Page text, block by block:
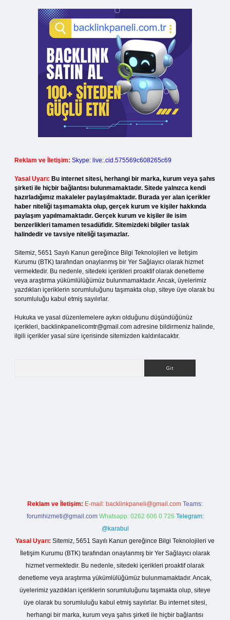
Reklam ve İletişim: Skype: live:.cid.575569c608265c69
Yasal Uyarı: Bu internet sitesi, herhangi bir marka, kurum veya şahıs
şirketi ile hiçbir bağlantısı bulunmamaktadır. Sitede yalnızca kendi
hazırladığımız makaleler paylaşılmaktadır. Burada yer alan içerikler
haber niteliği taşımamakta olup, gerçek kurum ve kişiler hakkında
paylaşım yapılmamaktadır. Gerçek kurum ve kişiler ile isim
benzerlikleri tamamen tesadüfidir. Sitemizdeki bilgiler taslak
halindedir ve tavsiye niteliği taşımazlar.
Sitemiz, 5651 Sayılı Kanun gereğince Bilgi Teknolojileri ve İletişim
Kurumu (BTK) tarafından onaylanmış bir Yer Sağlayıcı olarak hizmet
vermektedir. Bu nedenle, sitedeki içerikleri proaktif olarak denetleme
veya araştırma yükümlülüğümüz bulunmamaktadır. Ancak, üyelerimiz
yazdıkları içeriklerin sorumluluğunu taşımakta olup, siteye üye olarak bu
sorumluluğu kabul etmiş sayılırlar.
Hukuka ve yasal düzenlemelere aykırı olduğunu düşündüğünüz
içerikleri, backlinkpanelicomtr@gmail.com adresine bildirmeniz halinde,
ilgili içerikler yasal süre içerisinde sitemizden kaldırılacaktır.
Reklam ve İletişim: E-mail: backlinkpaneli@gmail.com Teams:
forumhizmeti@gmail.com Whatsapp: 0262 606 0 726 Telegram:
@karabul
Yasal Uyarı: Sitemiz, 5651 Sayılı Kanun gereğince Bilgi Teknolojileri ve
İletişim Kurumu (BTK) tarafından onaylanmış bir Yer Sağlayıcı olarak
hizmet vermektedir. Bu nedenle, sitedeki içerikleri proaktif olarak
denetleme veya araştırma yükümlülüğümüz bulunmamaktadır. Ancak,
üyelerimiz yazdıkları içeriklerin sorumluluğunu taşımakta olup, siteye
üye olarak bu sorumluluğu kabul etmiş sayılırlar. Bu internet sitesi,
herhangi bir marka, kurum veya şahıs şirketi ile hiçbir bağlantısı